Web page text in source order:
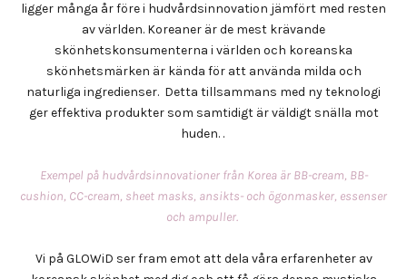
ligger många år före i hudvårdsinnovation jämfört med resten
av världen. Koreaner är de mest krävande
skönhetskonsumenterna i världen och koreanska
skönhetsmärken är kända för att använda milda och
naturliga ingredienser. Detta tillsammans med ny teknologi
ger effektiva produkter som samtidigt är väldigt snälla mot
huden. .
Exempel på hudvårdsinnovationer från Korea är BB-cream, BB-
cushion, CC-cream, sheet masks, ansikts- och ögonmasker, essenser
och ampuller.
Vi på GLOWiD ser fram emot att dela våra erfarenheter av